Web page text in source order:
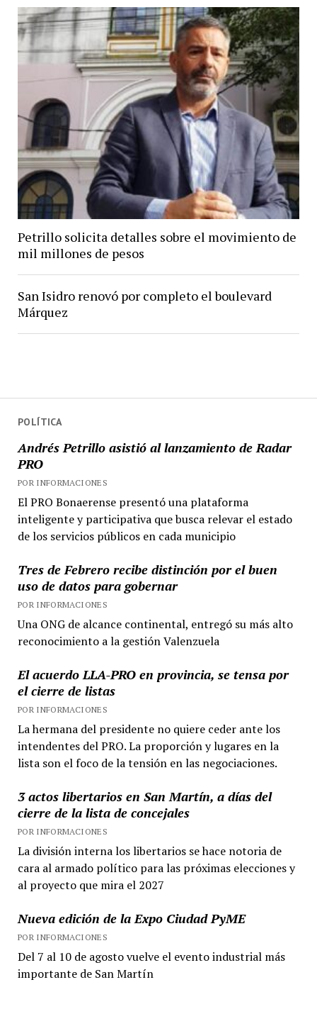
POLÍTICA
Andrés Petrillo asistió al lanzamiento de Radar
PRO
POR INFORMACIONES
El PRO Bonaerense presentó una plataforma
inteligente y participativa que busca relevar el estado
de los servicios públicos en cada municipio
Tres de Febrero recibe distinción por el buen
uso de datos para gobernar
POR INFORMACIONES
Una ONG de alcance continental, entregó su más alto
reconocimiento a la gestión Valenzuela
El acuerdo LLA-PRO en provincia, se tensa por
el cierre de listas
POR INFORMACIONES
La hermana del presidente no quiere ceder ante los
intendentes del PRO. La proporción y lugares en la
lista son el foco de la tensión en las negociaciones.
3 actos libertarios en San Martín, a días del
cierre de la lista de concejales
POR INFORMACIONES
La división interna los libertarios se hace notoria de
cara al armado político para las próximas elecciones y
al proyecto que mira el 2027
Nueva edición de la Expo Ciudad PyME
POR INFORMACIONES
Del 7 al 10 de agosto vuelve el evento industrial más
importante de San Martín
Petrillo solicita detalles sobre el movimiento de
mil millones de pesos
San Isidro renovó por completo el boulevard
Márquez